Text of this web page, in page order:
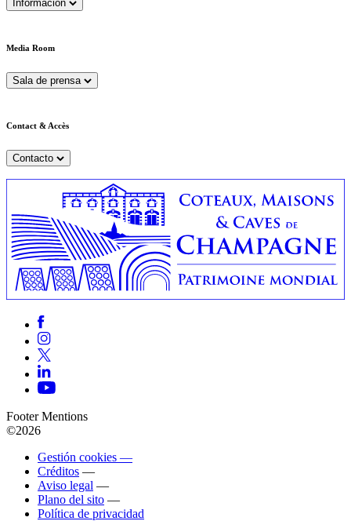
Información
Media Room
Sala de prensa
Contact & Accès
Contacto
Footer Mentions
©2026
Gestión cookies —
Créditos —
Aviso legal —
Plano del sito —
Política de privacidad